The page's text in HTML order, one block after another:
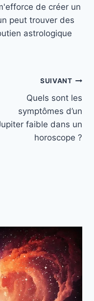
de créer un
peut trouver des
astrologique
SUIVANT
Quels sont les
symptômes d’un
faible dans un
horoscope ?